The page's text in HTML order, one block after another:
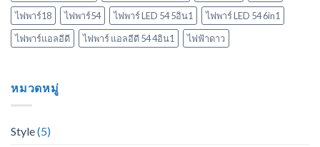
ไฟพาร์18
ไฟพาร์54 ไฟพาร์ LED 54 5อิน1
ไฟพาร์ LED 54 6in1
ไฟพาร์แอลอีดี
ไฟพาร์ แอลอีดี 54 4อิน1 ไฟฟ้าดาว
หมวดหมู่
Style(5)